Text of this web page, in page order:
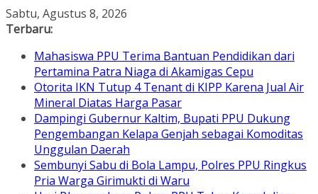
Skip
to
Sabtu, Agustus 8, 2026
Terbaru:
Mahasiswa PPU Terima Bantuan Pendidikan dari
Pertamina Patra Niaga di Akamigas Cepu
Otorita IKN Tutup 4 Tenant di KIPP Karena Jual Air
Mineral Diatas Harga Pasar
Dampingi Gubernur Kaltim, Bupati PPU Dukung
Pengembangan Kelapa Genjah sebagai Komoditas
Unggulan Daerah
Sembunyi Sabu di Bola Lampu, Polres PPU Ringkus
Pria Warga Girimukti di Waru